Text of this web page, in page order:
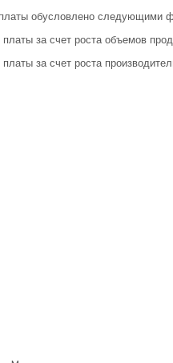
обусловлено следующими
за счет роста объемов
за счет роста